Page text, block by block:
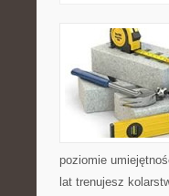
poziomie
lat trenujesz